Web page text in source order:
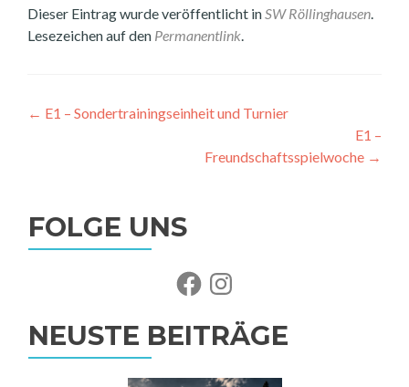
Dieser Eintrag wurde veröffentlicht inSW Röllinghausen.
Lesezeichen auf den Permanentlink.
Beitragsnavigation
← E1 – Sondertrainingseinheit und Turnier
E1 –
Freundschaftsspielwoche →
FOLGE UNS
FacebookInstagram
NEUSTE BEITRÄGE